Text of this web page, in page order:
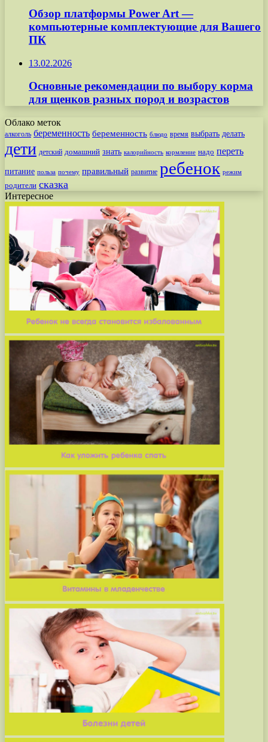
Обзор платформы Power Art —
компьютерные комплектующие для Вашего
ПК
13.02.2026
Основные рекомендации по выбору корма
для щенков разных пород и возрастов
Облако меток
алкоголь беременность беременность блюдо время выбрать делать
дети детский домашний знать калорийность кормление надо переть
питание польза почему правильный развитие ребенок режим
родители сказка
Интересное